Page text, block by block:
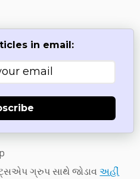
in email:
ગ્રુપ સાથે જોડાવઅહીં